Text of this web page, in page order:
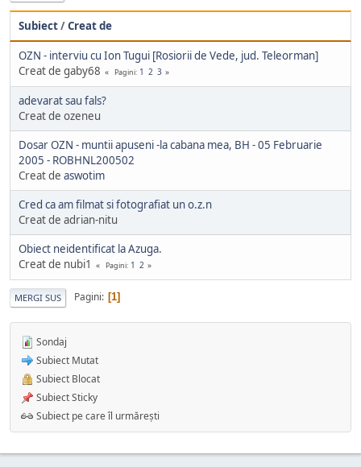
Subiect/Creat de
OZN - interviu cu Ion Tugui [Rosiorii de Vede, jud. Teleorman]
Creat de gaby68
Pagini 1 2 3
adevarat sau fals?
Creat de ozeneu
Dosar OZN - muntii apuseni -la cabana mea, BH - 05 Februarie
2005 - ROBHNL200502
Creat de aswotim
Cred ca am filmat si fotografiat un o.z.n
Creat de adrian-nitu
Obiect neidentificat la Azuga.
Creat de nubi1
Pagini 1 2
MERGI SUS Pagini 1
Sondaj
Subiect Mutat
Subiect Blocat
Subiect Sticky
Subiect pe care îl urmărești